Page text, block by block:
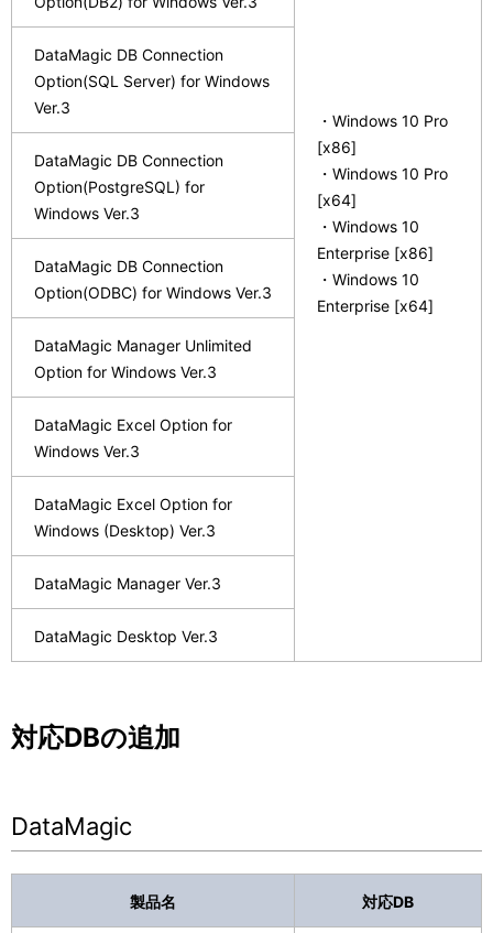
・Windows 10 Pro
[x86]
・Windows 10 Pro
[x64]
・Windows 10
Enterprise [x86]
・Windows 10
Enterprise [x64]
DataMagic DB Connection
Option(SQL Server) for Windows
Ver.3
DataMagic DB Connection
Option(PostgreSQL) for
Windows Ver.3
DataMagic DB Connection
Option(ODBC) for Windows Ver.3
DataMagic Manager Unlimited
Option for Windows Ver.3
DataMagic Excel Option for
Windows Ver.3
DataMagic Excel Option for
Windows (Desktop) Ver.3
DataMagic Manager Ver.3
DataMagic Desktop Ver.3
対応DBの追加
DataMagic
製品名 対応DB